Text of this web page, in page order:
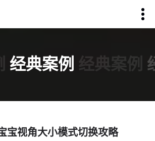
经典案例 经典案例
宝视角大小模式切换攻略